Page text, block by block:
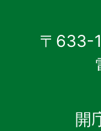
〒633-
開